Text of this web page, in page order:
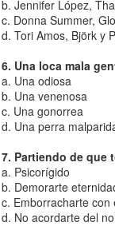
b. Jennifer López,
c. Donna Summer,
d. Tori Amos, Björk y
6. Una loca mala
a. Una odiosa
b. Una venenosa
c. Una gonorrea
d. Una perra
7. Partiendo de que
a. Psicorígido
b. Demorarte
c. Emborracharte con
d. No acordarte del
puerta tras cerrarla
decidida a
Las cábalas
siguientes, pero
sin agregar más
razones
gritaba “mi mamá
para el
desencadenó la
fuck me shorts.
sospechas. Y las